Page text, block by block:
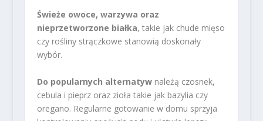
Świeże owoce, warzywa oraz
nieprzetworzone białka, takie jak chude mięso
czy rośliny strączkowe stanowią doskonały
wybór.
Do popularnych alternatywnależą czosnek,
cebula i pieprz oraz zioła takie jak bazylia czy
oregano. Regularne gotowanie w domu sprzyja